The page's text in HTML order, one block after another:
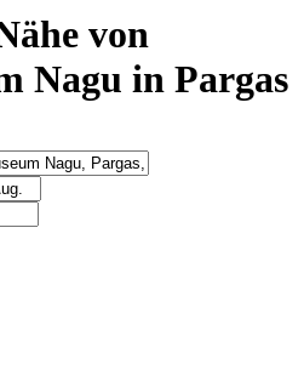
von
Nagu in Pargas